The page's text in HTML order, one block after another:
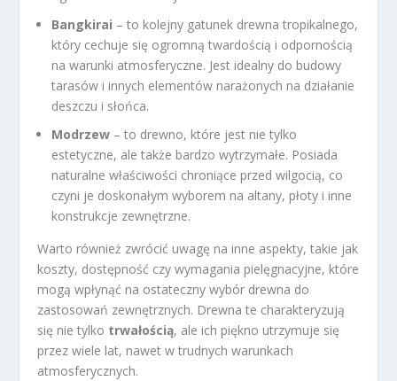
Bangkirai – to kolejny gatunek drewna tropikalnego,
który cechuje się ogromną twardością i odpornością
na warunki atmosferyczne. Jest idealny do budowy
tarasów i innych elementów narażonych na działanie
deszczu i słońca.
Modrzew – to drewno, które jest nie tylko
estetyczne, ale także bardzo wytrzymałe. Posiada
naturalne właściwości chroniące przed wilgocią, co
czyni je doskonałym wyborem na altany, płoty i inne
konstrukcje zewnętrzne.
Warto również zwrócić uwagę na inne aspekty, takie jak
koszty, dostępność czy wymagania pielęgnacyjne, które
mogą wpłynąć na ostateczny wybór drewna do
zastosowań zewnętrznych. Drewna te charakteryzują
się nie tylko trwałością, ale ich piękno utrzymuje się
przez wiele lat, nawet w trudnych warunkach
atmosferycznych.